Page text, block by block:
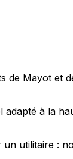
de Mayot
à la
utilitaire :